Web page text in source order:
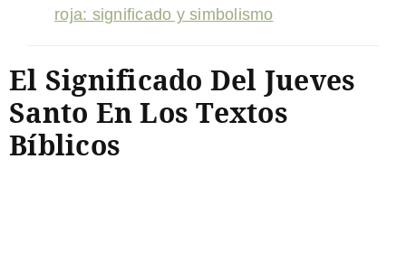
roja: significado y simbolismo
El Significado Del Jueves
Santo En Los Textos
Bíblicos